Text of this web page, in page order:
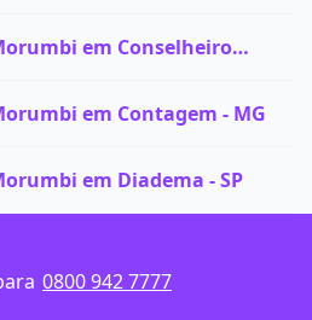
em Conselheiro
em Contagem - MG
em Diadema - SP
0800 942 7777